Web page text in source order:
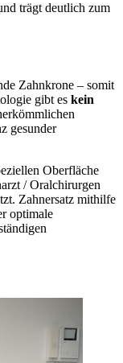
trägt deutlich zum
Zahnkrone – somit
gibt es kein
gesunder
Oberfläche
/ Oralchirurgen
Zahnersatz mithilfe
optimale